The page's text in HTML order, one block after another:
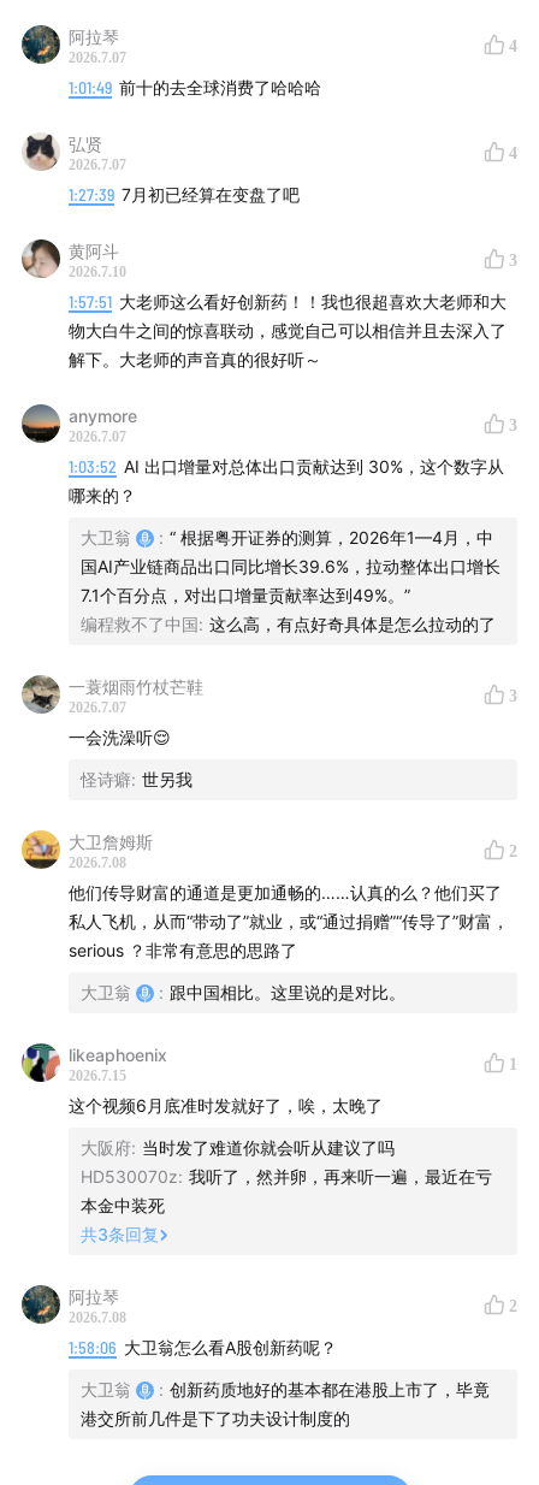
阿拉琴
2026.7.07
4
1:01:49 前十的去全球消费了哈哈哈
弘贤
2026.7.07
4
1:27:39 7月初已经算在变盘了吧
黄阿斗
2026.7.10
3
1:57:51 大老师这么看好创新药！！我也很超喜欢大老师和大
物大白牛之间的惊喜联动，感觉自己可以相信并且去深入了
解下。大老师的声音真的很好听～
anymore
2026.7.07
3
1:03:52 AI 出口增量对总体出口贡献达到 30%，这个数字从
哪来的？
大卫翁 : “ 根据粤开证券的测算，2026年1—4月，中
国AI产业链商品出口同比增长39.6%，拉动整体出口增长
7.1个百分点，对出口增量贡献率达到49%。”
编程救不了中国: 这么高，有点好奇具体是怎么拉动的了
一蓑烟雨竹杖芒鞋
2026.7.07
3
一会洗澡听😌
怪诗癖: 世另我
大卫詹姆斯
2026.7.08
2
他们传导财富的通道是更加通畅的……认真的么？他们买了
私人飞机，从而“带动了”就业，或“通过捐赠”“传导了”财富，
serious ？非常有意思的思路了
大卫翁 : 跟中国相比。这里说的是对比。
likeaphoenix
2026.7.15
1
这个视频6月底准时发就好了，唉，太晚了
大阪府: 当时发了难道你就会听从建议了吗
HD530070z: 我听了，然并卵，再来听一遍，最近在亏
本金中装死
共3条回复
阿拉琴
2026.7.08
2
1:58:06 大卫翁怎么看A股创新药呢？
大卫翁 : 创新药质地好的基本都在港股上市了，毕竟
港交所前几件是下了功夫设计制度的